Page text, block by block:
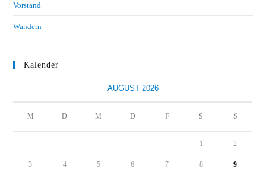
Vorstand
Wandern
Kalender
AUGUST 2026
M D M D F S S
1 2
3 4 5 6 7 8 9